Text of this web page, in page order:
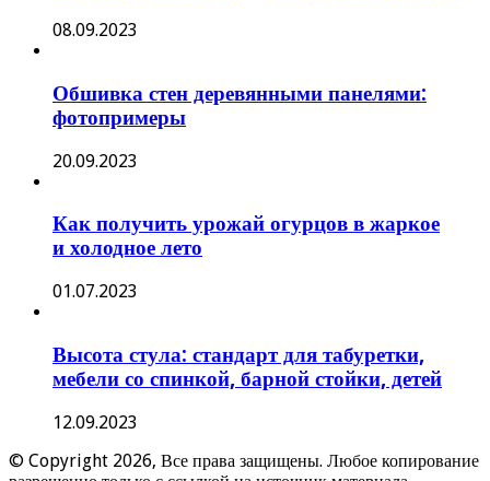
08.09.2023
Обшивка стен деревянными панелями:
фотопримеры
20.09.2023
Как получить урожай огурцов в жаркое
и холодное лето
01.07.2023
Высота стула: стандарт для табуретки,
мебели со спинкой, барной стойки, детей
12.09.2023
© Copyright 2026, Все права защищены. Любое копирование